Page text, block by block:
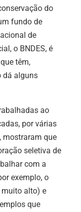
do
fundo de
de
o BNDES, é
têm,
dá alguns
ao
por várias
mostraram que
seletiva de
com a
exemplo, o
alto) e
que